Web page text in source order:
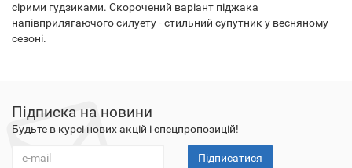
сірими гудзиками. Скорочений варіант піджака
напівприлягаючого силуету - стильний супутник у весняному
сезоні.
Підписка на новини
Будьте в курсі нових акцій і спецпропозицій!
Підписатися